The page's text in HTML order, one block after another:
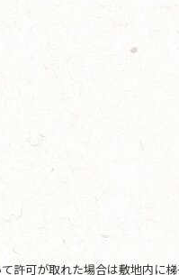
許可が取れた場合は敷地内に